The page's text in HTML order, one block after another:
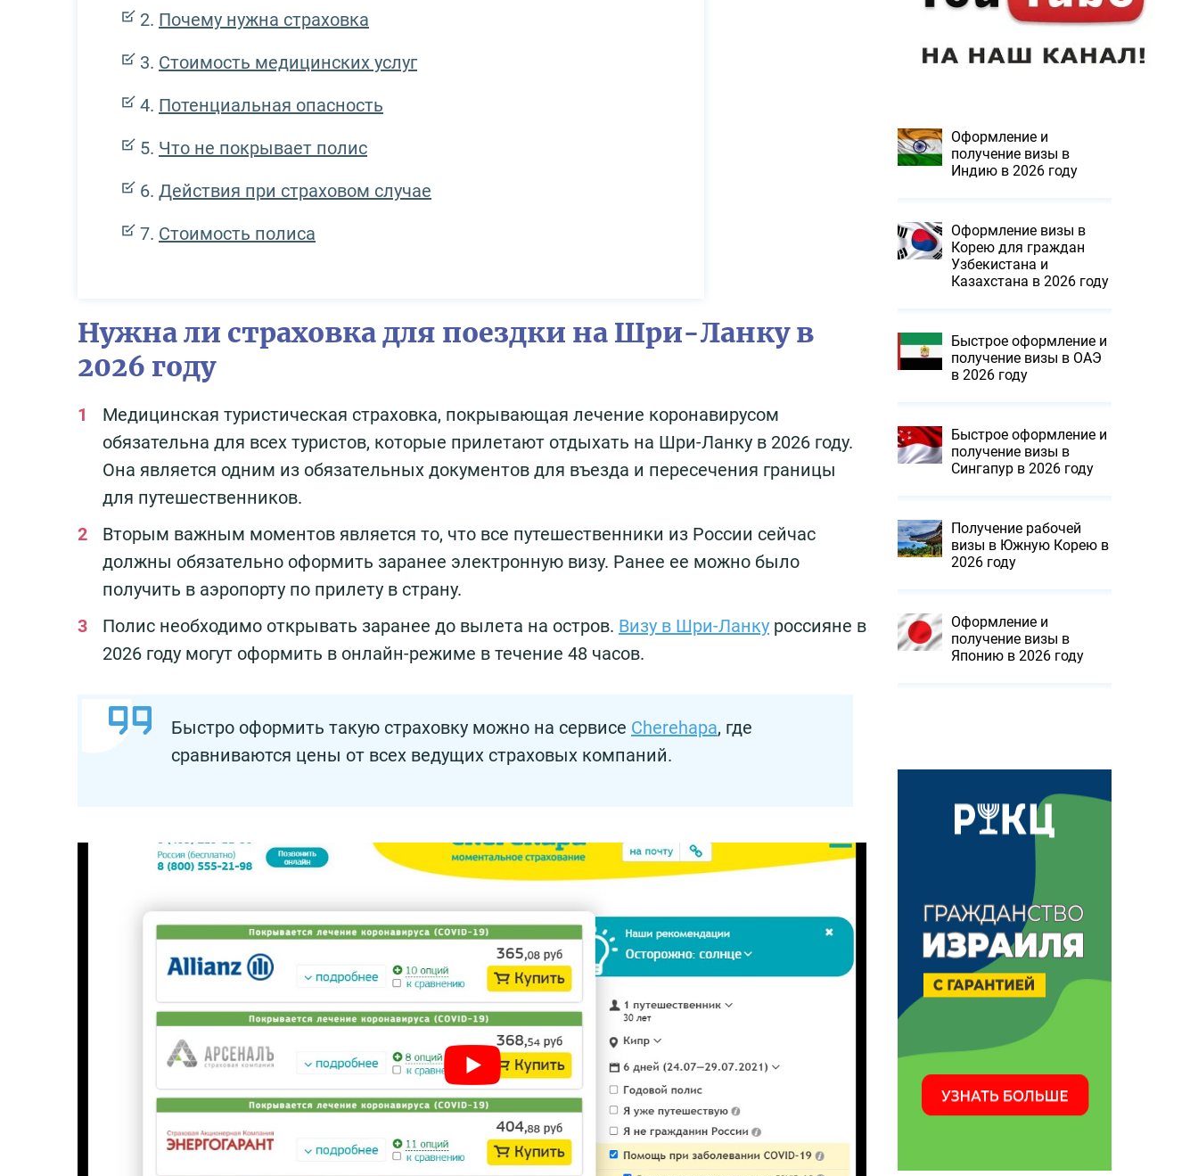
Почему нужна страховка
Стоимость медицинских услуг
Потенциальная опасность
Что не покрывает полис
Действия при страховом случае
Стоимость полиса
Нужна ли страховка для поездки на Шри-Ланку в
2026 году
Медицинская туристическая страховка, покрывающая лечение коронавирусом
обязательна для всех туристов, которые прилетают отдыхать на Шри-Ланку в 2026 году.
Она является одним из обязательных документов для въезда и пересечения границы
для путешественников.
Вторым важным моментов является то, что все путешественники из России сейчас
должны обязательно оформить заранее электронную визу. Ранее ее можно было
получить в аэропорту по прилету в страну.
Полис необходимо открывать заранее до вылета на остров. Визу в Шри-Ланку россияне в
2026 году могут оформить в онлайн-режиме в течение 48 часов.
Быстро оформить такую страховку можно на сервисе Cherehapa, где
сравниваются цены от всех ведущих страховых компаний.
Оформление и
получение визы в
Индию в 2026 году
Оформление визы в
Корею для граждан
Узбекистана и
Казахстана в 2026 году
Быстрое оформление и
получение визы в ОАЭ
в 2026 году
Быстрое оформление и
получение визы в
Сингапур в 2026 году
Получение рабочей
визы в Южную Корею в
2026 году
Оформление и
получение визы в
Японию в 2026 году